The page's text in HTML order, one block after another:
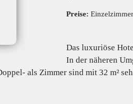
Preise:
Das luxuriöse
In der näheren
als Zimmer sind mit 32 m²